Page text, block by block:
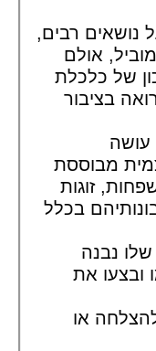
נושאים רבים,
אולם
של כלכלת
בציבור
עושה
מבוססת
זוגות
בכלל
נבנה
ובצעו את
או